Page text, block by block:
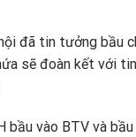
đã tin tưởng bầu
sẽ đoàn kết với
bầu vào BTV và